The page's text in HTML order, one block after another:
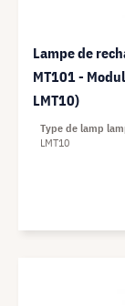
Lampe de
MT101 -
LMT10)
Type de lamp
LMT10